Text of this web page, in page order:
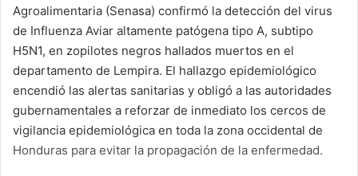
Agroalimentaria (Senasa) confirmó la detección del virus
de Influenza Aviar altamente patógena tipo A, subtipo
H5N1, en zopilotes negros hallados muertos en el
departamento de Lempira. El hallazgo epidemiológico
encendió las alertas sanitarias y obligó a las autoridades
gubernamentales a reforzar de inmediato los cercos de
vigilancia epidemiológica en toda la zona occidental de
Honduras para evitar la propagación de la enfermedad.